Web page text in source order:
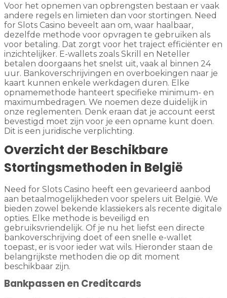
Voor het opnemen van opbrengsten bestaan er vaak
andere regels en limieten dan voor stortingen. Need
for Slots Casino beveelt aan om, waar haalbaar,
dezelfde methode voor opvragen te gebruiken als
voor betaling. Dat zorgt voor het traject efficiënter en
inzichtelijker. E-wallets zoals Skrill en Neteller
betalen doorgaans het snelst uit, vaak al binnen 24
uur. Bankoverschrijvingen en overboekingen naar je
kaart kunnen enkele werkdagen duren. Elke
opnamemethode hanteert specifieke minimum- en
maximumbedragen. We noemen deze duidelijk in
onze reglementen. Denk eraan dat je account eerst
bevestigd moet zijn voor je een opname kunt doen.
Dit is een juridische verplichting.
Overzicht der Beschikbare
Stortingsmethoden in België
Need for Slots Casino heeft een gevarieerd aanbod
aan betaalmogelijkheden voor spelers uit België. We
bieden zowel bekende klassiekers als recente digitale
opties. Elke methode is beveiligd en
gebruiksvriendelijk. Of je nu het liefst een directe
bankoverschrijving doet of een snelle e-wallet
toepast, er is voor ieder wat wils. Hieronder staan de
belangrijkste methoden die op dit moment
beschikbaar zijn.
Bankpassen en Creditcards